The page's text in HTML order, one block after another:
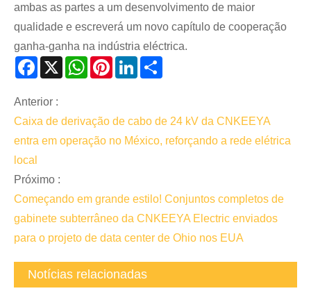
ambas as partes a um desenvolvimento de maior
qualidade e escreverá um novo capítulo de cooperação
ganha-ganha na indústria eléctrica.
Facebook
X WhatsAppPinterestLinkedIn
Anterior :
Caixa de derivação de cabo de 24 kV da CNKEEYA
entra em operação no México, reforçando a rede elétrica
local
Próximo :
Começando em grande estilo! Conjuntos completos de
gabinete subterrâneo da CNKEEYA Electric enviados
para o projeto de data center de Ohio nos EUA
Notícias relacionadas